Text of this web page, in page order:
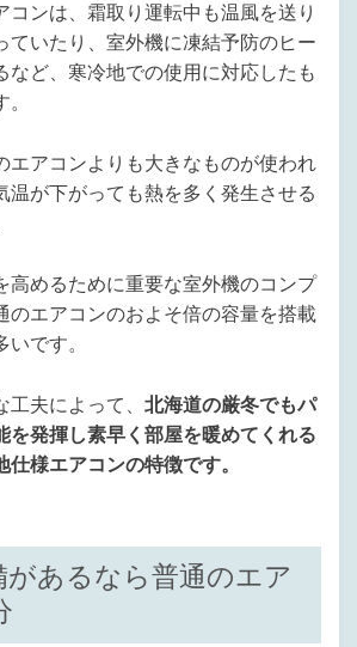
コンは、霜取り運転中も温風を送り
ていたり、室外機に凍結予防のヒー
など、寒冷地での使用に対応したも
エアコンよりも大きなものが使われ
温が下がっても熱を多く発生させる
高めるために重要な室外機のコンプ
のエアコンのおよそ倍の容量を搭載
いです。
工夫によって、 北海道の厳冬でもパ
を発揮し素早く部屋を暖めてくれる
仕様エアコンの特徴です。
があるなら普通のエア